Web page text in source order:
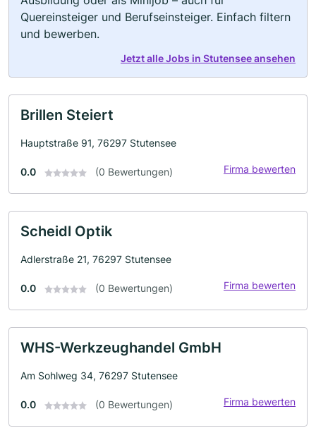
Quereinsteiger und Berufseinsteiger. Einfach filtern
und bewerben.
Jetzt alle Jobs in Stutensee ansehen
Brillen Steiert
Hauptstraße 91, 76297 Stutensee
0.0 (0 Bewertungen) Firma bewerten
Scheidl Optik
Adlerstraße 21, 76297 Stutensee
0.0 (0 Bewertungen) Firma bewerten
WHS-Werkzeughandel GmbH
Am Sohlweg 34, 76297 Stutensee
0.0 (0 Bewertungen) Firma bewerten